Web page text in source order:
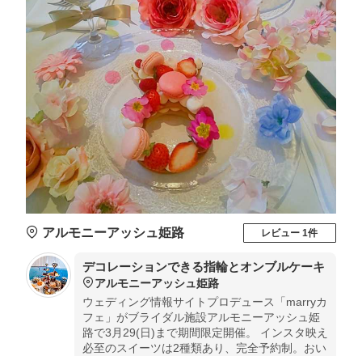
アルモニーアッシュ姫路 レビュー 1件
デコレーションできる指輪とオンブルケーキ
アルモニーアッシュ姫路
ウェディング情報サイトプロデュース「marryカ
フェ」がブライダル施設アルモニーアッシュ姫
路で3月29(日)まで期間限定開催。 インスタ映え
必至のスイーツは2種類あり、完全予約制。おい